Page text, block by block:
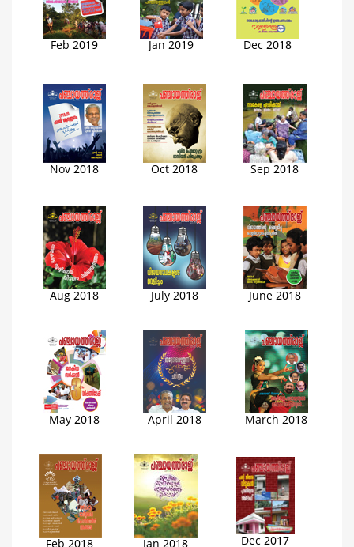
Feb 2019 Jan 2019 Dec 2018
Nov 2018 Oct 2018 Sep 2018
Aug 2018 July 2018 June 2018
May 2018 April 2018 March 2018
Dec 2017